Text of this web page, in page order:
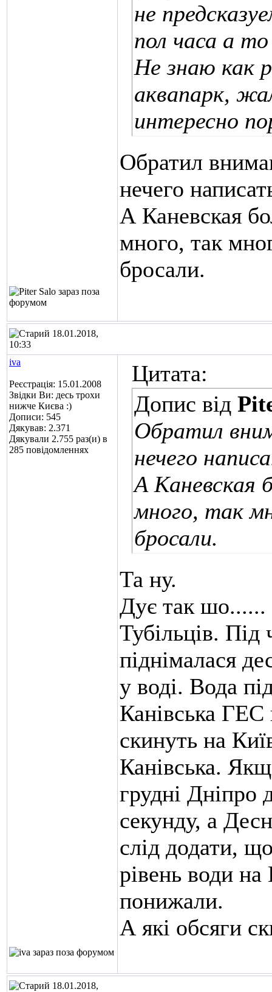
не
пол часа а
Не знаю как
аквапарк,
интересно
Обратил
нечего
А Каневская
много, так
бросали.
18.01.2018,
10:33
iva
Реєстрація: 15.01.2008
Звідки Ви: десь трохи
нижче Києва :)
Дописи: 545
Дякував: 2.371
Дякували 2.755 раз(и) в
285 повідомленнях
Цитата:
Допис від
Обратил
нечего
А Каневская
много, так
бросали.
Та ну.
Дує так шо......
Тубільців. Під
піднімалася
у воді. Вода
Канівська
скинуть на
Канівська.
грудні Дніпро
секунду, а
слід додати,
рівень води
понижали.
А які обсяги
18.01.2018,